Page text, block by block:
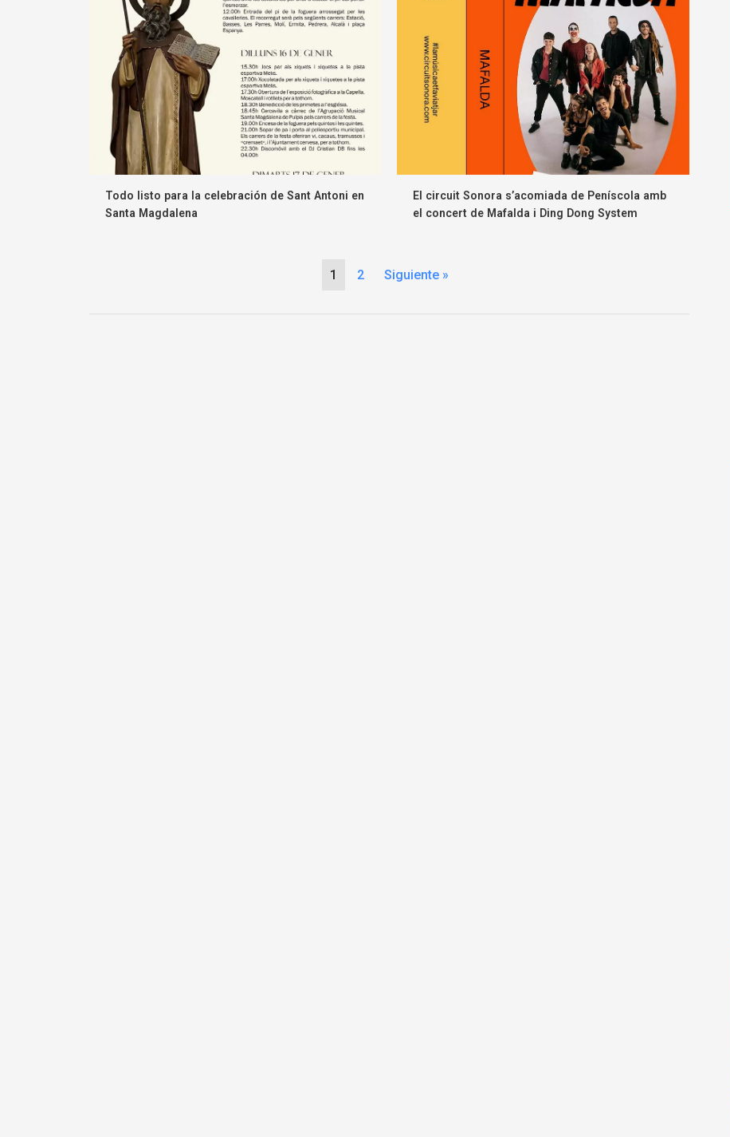
Todo listo para la celebración de Sant Antoni en
Santa Magdalena
El circuit Sonora s’acomiada de Peníscola amb
el concert de Mafalda i Ding Dong System
1 2 Siguiente »